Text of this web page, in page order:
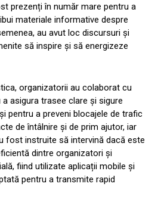
prezenți în număr mare pentru a
materiale informative despre
au avut loc discursuri și
să inspire și să energizeze
organizatorii au colaborat cu
asigura trasee clare și sigure
pentru a preveni blocajele de trafic
de întâlnire și de prim ajutor, iar
fost instruite să intervină dacă este
dintre organizatori și
fiind utilizate aplicații mobile și
pentru a transmite rapid